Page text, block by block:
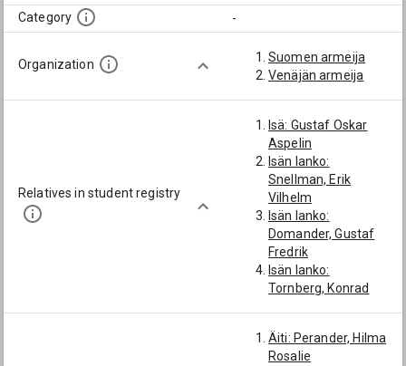
Category
-
Organization
Suomen armeija
Venäjän armeija
Relatives in student registry
Isä: Gustaf Oskar
Aspelin
Isän lanko:
Snellman, Erik
Vilhelm
Isän lanko:
Domander, Gustaf
Fredrik
Isän lanko:
Tornberg, Konrad
Äiti: Perander, Hilma
Rosalie